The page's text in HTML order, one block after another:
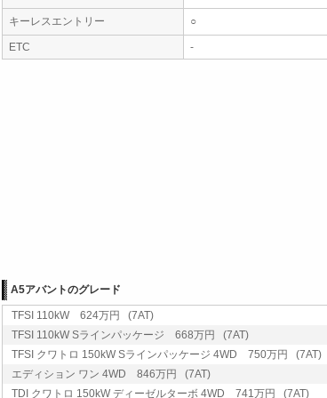
キーレスエントリー ○
ETC -
A5アバントのグレード
TFSI 110kW 624万円 (7AT)
TFSI 110kW Sラインパッケージ 668万円 (7AT)
TFSI クワトロ 150kW Sラインパッケージ 4WD 750万円 (7AT)
エディション ワン 4WD 846万円 (7AT)
TDI クワトロ 150kW ディーゼルターボ 4WD 741万円 (7AT)